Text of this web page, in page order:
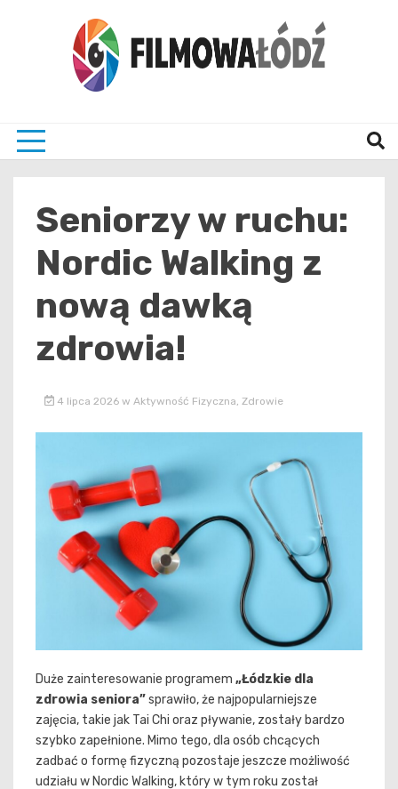
Seniorzy w ruchu:
Nordic Walking z
nową dawką
zdrowia!
4 lipca 2026 w Aktywność Fizyczna Zdrowie
Duże zainteresowanie programem „Łódzkie dla
zdrowia seniora”sprawiło, że najpopularniejsze
zajęcia, takie jak Tai Chi oraz pływanie, zostały bardzo
szybko zapełnione. Mimo tego, dla osób chcących
zadbać o formę fizyczną pozostaje jeszcze możliwość
udziału w Nordic Walking, który w tym roku został